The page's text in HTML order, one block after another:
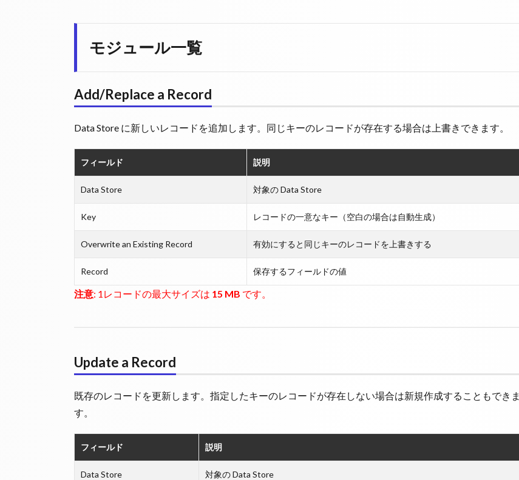
モジュール一覧
Add/Replace a Record
Data Store に新しいレコードを追加します。同じキーのレコードが存在する場合は上書きできます。
フィールド 説明
Data Store 対象の Data Store
Key レコードの一意なキー（空白の場合は自動生成）
Overwrite an Existing Record 有効にすると同じキーのレコードを上書きする
Record 保存するフィールドの値
注意: 1レコードの最大サイズは 15 MB です。
Update a Record
既存のレコードを更新します。指定したキーのレコードが存在しない場合は新規作成することもできま
す。
フィールド 説明
Data Store 対象の Data Store